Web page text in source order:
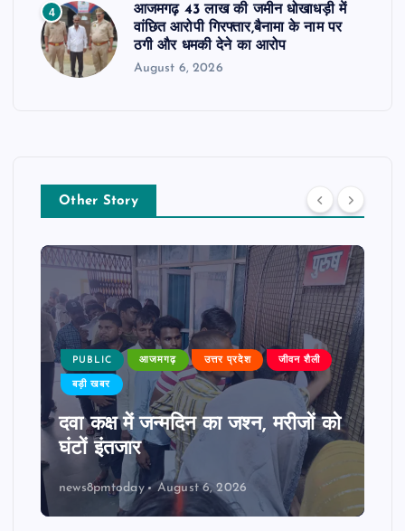
4
आजमगढ़ 43 लाख की जमीन धोखाधड़ी में
वांछित आरोपी गिरफ्तार,बैनामा के नाम पर
ठगी और धमकी देने का आरोप
August 6, 2026
Other Story
PUBLIC आजमगढ़ उत्तर प्रदेश जीवन शैली
बड़ी खबर
दवा कक्ष में जन्मदिन का जश्न, मरीजों को
घंटों इंतजार
news8pmtoday August 6, 2026